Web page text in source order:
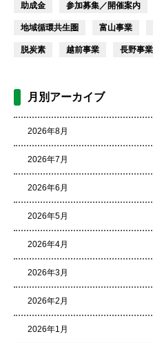
助成金 参加募集／開催案内
地域循環共生圏 富山事業
脱炭素 越前事業 長野事業
月別アーカイブ
2026年8月
2026年7月
2026年6月
2026年5月
2026年4月
2026年3月
2026年2月
2026年1月